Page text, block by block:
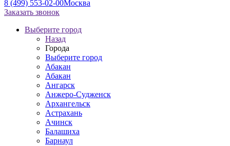
8 (499) 553-02-00Москва
Заказать звонок
Выберите город
Назад
Города
Выберите город
Абакан
Абакан
Ангарск
Анжеро-Судженск
Архангельск
Астрахань
Ачинск
Балашиха
Барнаул